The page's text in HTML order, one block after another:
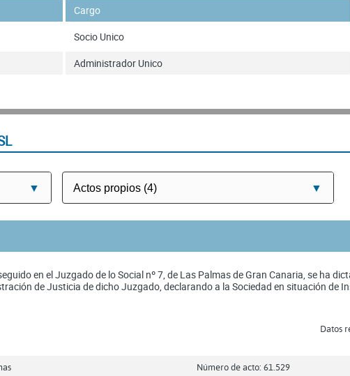
Cargo
Socio Unico
Administrador Unico
en el Juzgado de lo Social nº 7, de Las Palmas de Gran Canaria, se ha
de Justicia de dicho Juzgado, declarando a la Sociedad en situación de
Datos
Número de acto: 61.529